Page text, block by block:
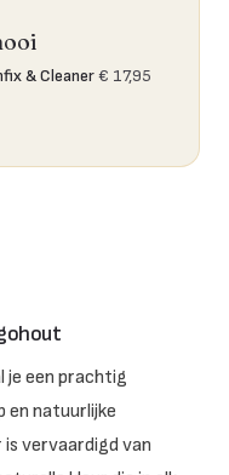
& Cleaner€ 17,95
je een prachtig
en natuurlijke
vervaardigd van